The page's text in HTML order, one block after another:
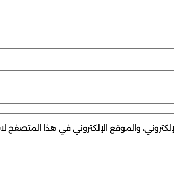
والموقع الإلكتروني في هذا المتصفح